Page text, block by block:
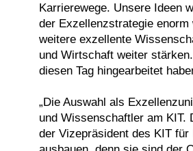
Karrierewege. Unsere Ideen
der Exzellenzstrategie enorm
weitere exzellente
und Wirtschaft weiter
diesen Tag hingearbeitet
„Die Auswahl als
und Wissenschaftler am KIT.
der Vizepräsident des KIT